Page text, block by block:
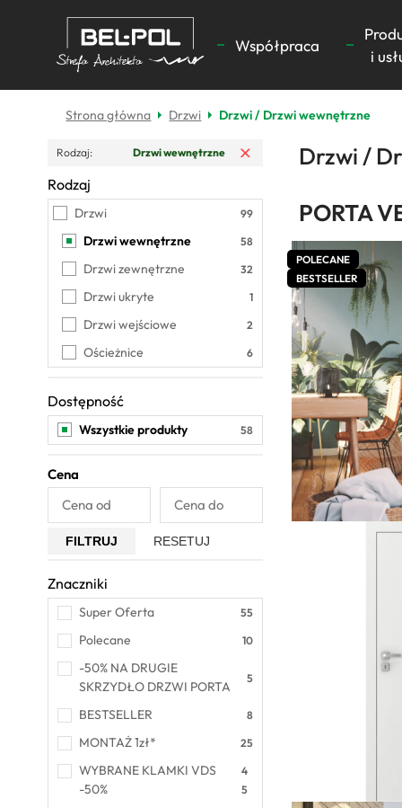
Współpraca
i
Strona główna Drzwi Drzwi / Drzwi wewnętrzne
Rodzaj Drzwi wewnętrzne Usuń filtr
Rodzaj
Drzwi
Drzwi wewnętrzne
Drzwi zewnętrzne
Drzwi ukryte
Drzwi wejściowe
Ościeżnice
Dostępność
Wszystkie produkty
Cena
FILTRUJ RESETUJ
Znaczniki
Super Oferta
Polecane
-50% NA DRUGIE
SKRZYDŁO DRZWI PORTA
BESTSELLER
MONTAŻ 1zł*
WYBRANE KLAMKI VDS
-50%
Drzwi /
PORTA
POLECANE
BESTSELLER